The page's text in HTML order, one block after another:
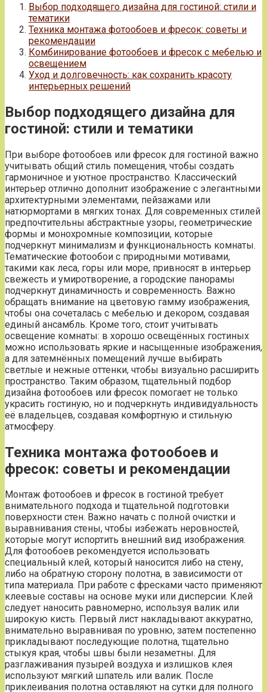
Выбор подходящего дизайна для гостиной: стили и
тематики
Техника монтажа фотообоев и фресок: советы и
рекомендации
Комбинирование фотообоев и фресок с мебелью и
освещением
Уход и долговечность: как сохранить красоту
интерьерных решений
Выбор подходящего дизайна для
гостиной: стили и тематики
При выборе фотообоев или фресок для гостиной важно
учитывать общий стиль помещения, чтобы создать
гармоничное и уютное пространство. Классический
интерьер отлично дополнит изображение с элегантными
архитектурными элементами, пейзажами или
натюрмортами в мягких тонах. Для современных стилей
предпочтительны абстрактные узоры, геометрические
формы и монохромные композиции, которые
подчеркнут минимализм и функциональность комнаты.
Тематические фотообои с природными мотивами,
такими как леса, горы или море, привносят в интерьер
свежесть и умиротворение, а городские панорамы
подчеркнут динамичность и современность. Важно
обращать внимание на цветовую гамму изображения,
чтобы она сочеталась с мебелью и декором, создавая
единый ансамбль. Кроме того, стоит учитывать
освещение комнаты: в хорошо освещённых гостиных
можно использовать яркие и насыщенные изображения,
а для затемнённых помещений лучше выбирать
светлые и нежные оттенки, чтобы визуально расширить
пространство. Таким образом, тщательный подбор
дизайна фотообоев или фресок помогает не только
украсить гостиную, но и подчеркнуть индивидуальность
её владельцев, создавая комфортную и стильную
атмосферу.
Техника монтажа фотообоев и
фресок: советы и рекомендации
Монтаж фотообоев и фресок в гостиной требует
внимательного подхода и тщательной подготовки
поверхности стен. Важно начать с полной очистки и
выравнивания стены, чтобы избежать неровностей,
которые могут испортить внешний вид изображения.
Для фотообоев рекомендуется использовать
специальный клей, который наносится либо на стену,
либо на обратную сторону полотна, в зависимости от
типа материала. При работе с фресками часто применяют
клеевые составы на основе муки или дисперсии. Клей
следует наносить равномерно, используя валик или
широкую кисть. Первый лист накладывают аккуратно,
внимательно выравнивая по уровню, затем постепенно
прикладывают последующие полотна, тщательно
стыкуя края, чтобы швы были незаметны. Для
разглаживания пузырей воздуха и излишков клея
используют мягкий шпатель или валик. После
приклеивания полотна оставляют на сутки для полного